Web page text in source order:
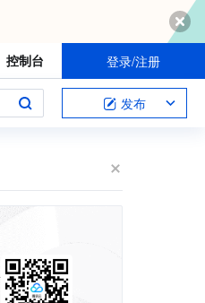
控制台 登录/注册
发布